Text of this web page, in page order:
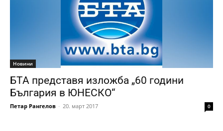
Новини
БТА представя изложба „60 години
България в ЮНЕСКО“
Петар Рангелов - 20. март 2017 0